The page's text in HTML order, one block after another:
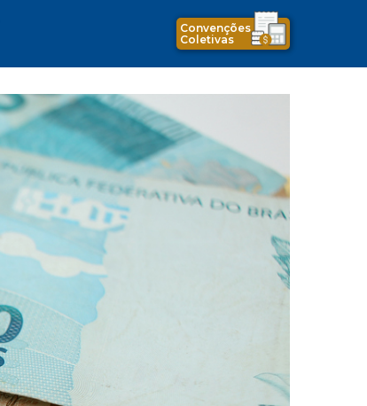
Convenções
Coletivas